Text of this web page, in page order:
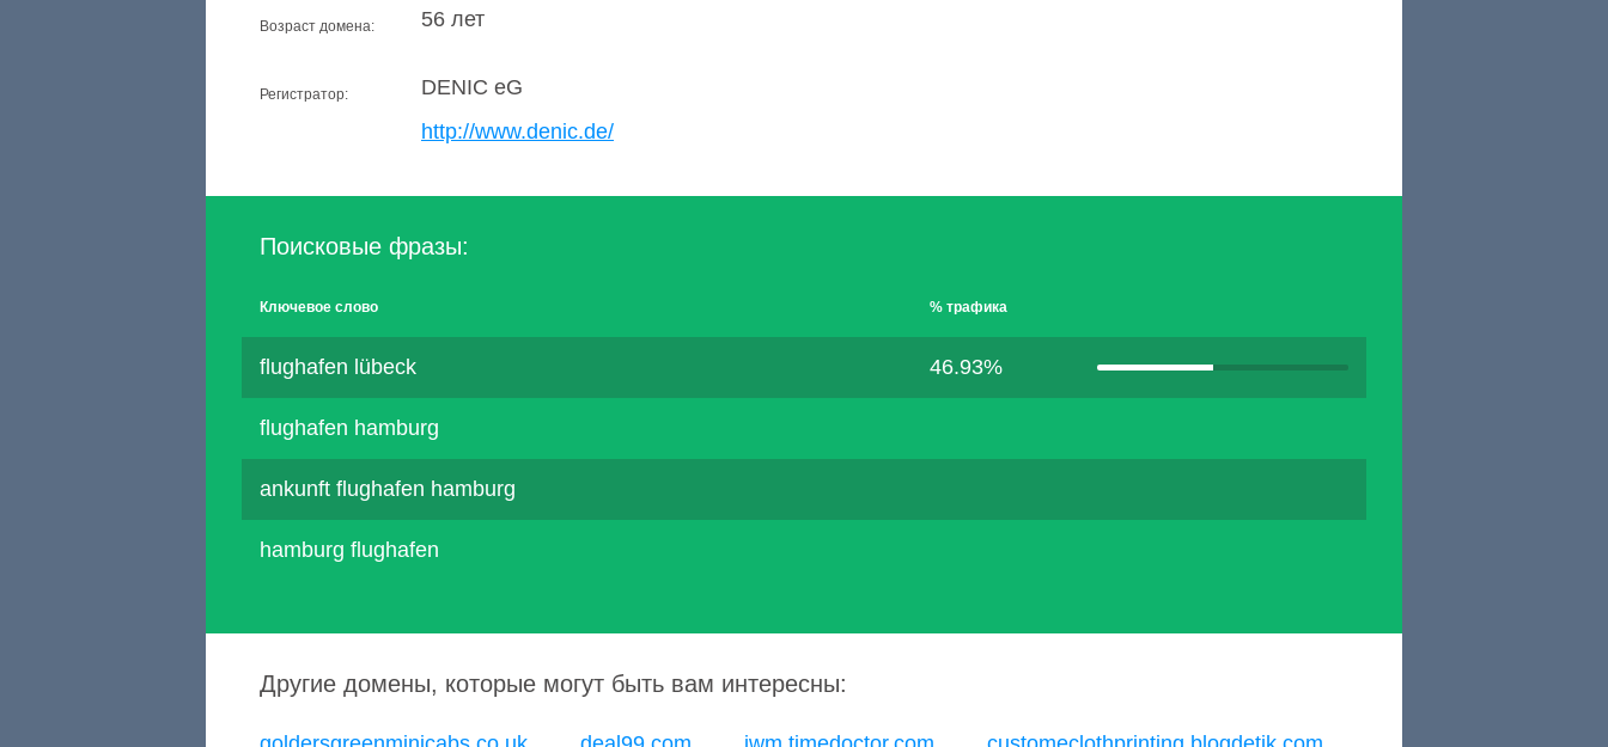
Возраст домена: 56 лет
Регистратор:
DENIC eG
http://www.denic.de/
Поисковые фразы:
Ключевое слово % трафика
flughafen lübeck 46.93%
flughafen hamburg
ankunft flughafen hamburg
hamburg flughafen
Другие домены, которые могут быть вам интересны: